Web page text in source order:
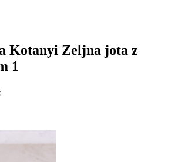
Kotanyi Zeljna jota z
1